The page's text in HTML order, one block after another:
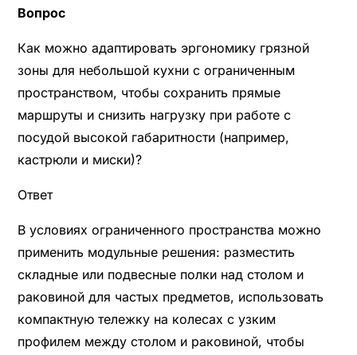
Вопрос
Как можно адаптировать эргономику грязной
зоны для небольшой кухни с ограниченным
пространством, чтобы сохранить прямые
маршруты и снизить нагрузку при работе с
посудой высокой габаритности (например,
кастрюли и миски)?
Ответ
В условиях ограниченного пространства можно
применить модульные решения: разместить
складные или подвесные полки над столом и
раковиной для частых предметов, использовать
компактную тележку на колесах с узким
профилем между столом и раковиной, чтобы